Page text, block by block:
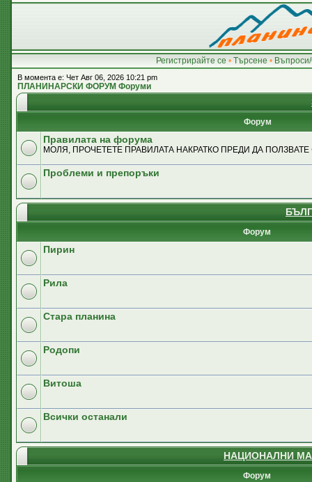
Регистрирайте се • Търсене •
В момента е: Чет Авг 06, 2026 10:21 pm
ПЛАНИНАРСКИ ФОРУМ Форуми
Форум
Правилата на форума
МОЛЯ, ПРОЧЕТЕТЕ ПРАВИЛАТА НАКРАТКО ПРЕДИ ДА
Проблеми и препоръки
Форум
Пирин
Рила
Стара планина
Родопи
Витоша
Всички останали
НАЦИОНАЛНИ
Форум